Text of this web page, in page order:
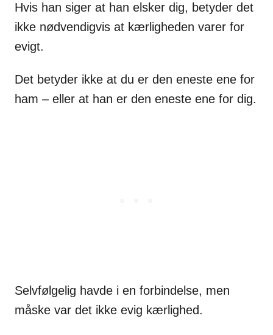
Hvis han siger at han elsker dig, betyder det
ikke nødvendigvis at kærligheden varer for
evigt.
Det betyder ikke at du er den eneste ene for
ham – eller at han er den eneste ene for dig.
Selvfølgelig havde i en forbindelse, men
måske var det ikke evig kærlighed.